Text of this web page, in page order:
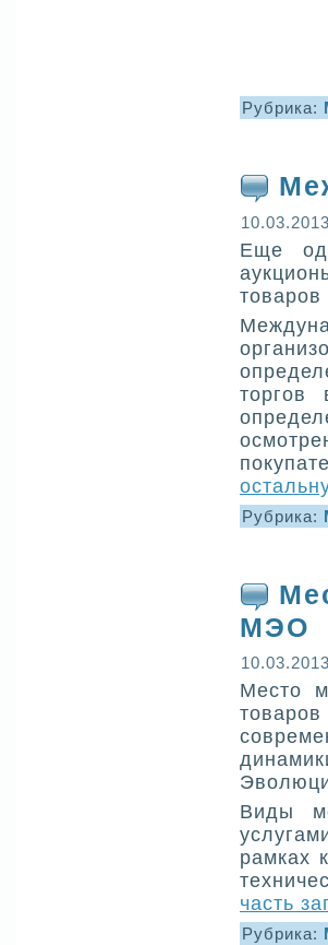
Рубрика:
Еще
торгов
Рубрика:
МЭО
Место
Виды
рамках
часть
Рубрика: